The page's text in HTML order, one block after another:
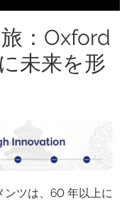
：Oxford
未来を形
ンツは、60 年以上に